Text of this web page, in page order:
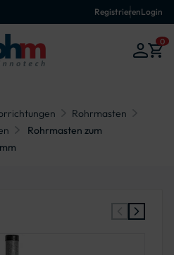
RegistrierenLogin
0
Rohrmasten
Rohrmasten zum